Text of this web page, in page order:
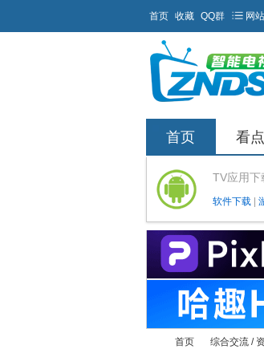
首页 收藏 QQ群 网
首页 看点
TV应用下
软件下载
首页 综合交流 /